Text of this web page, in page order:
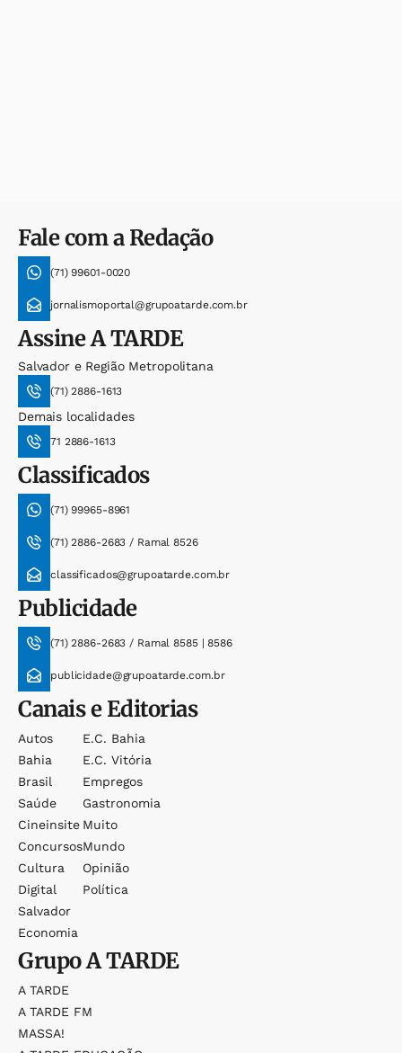
Fale com a Redação
(71) 99601-0020
jornalismoportal@grupoatarde.com.br
AssineA TARDE
Salvador e Região Metropolitana
(71) 2886-1613
Demais localidades
71 2886-1613
Classificados
(71) 99965-8961
(71) 2886-2683 / Ramal 8526
classificados@grupoatarde.com.br
Publicidade
(71) 2886-2683 / Ramal 8585 | 8586
publicidade@grupoatarde.com.br
Canais e Editorias
Autos
Bahia
Brasil
Saúde
Cineinsite
Concursos
Cultura
Digital
Salvador
Economia
E.c. Bahia
E.c. Vitória
Empregos
Gastronomia
Muito
Mundo
Opinião
Política
GrupoA TARDE
A TARDE
A TARDE FM
MASSA!